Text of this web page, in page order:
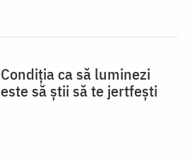
Condiția ca să luminezi
este să știi să te jertfești